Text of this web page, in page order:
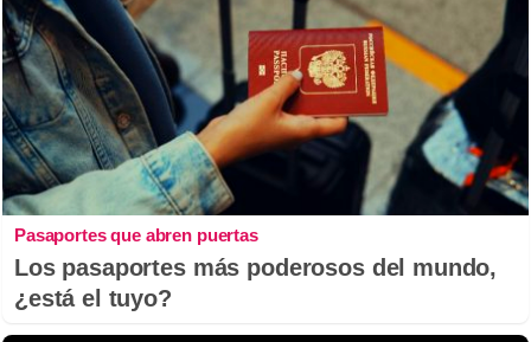
Pasaportes que abren puertas
Los pasaportes más poderosos del mundo,
¿está el tuyo?